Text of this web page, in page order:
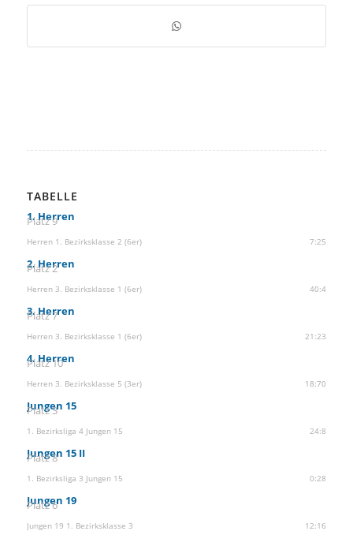
TABELLE
1. Herren
Platz 9
Herren 1. Bezirksklasse 2 (6er) 7:25
2. Herren
Platz 2
Herren 3. Bezirksklasse 1 (6er) 40:4
3. Herren
Platz 7
Herren 3. Bezirksklasse 1 (6er) 21:23
4. Herren
Platz 10
Herren 3. Bezirksklasse 5 (3er) 18:70
Jungen 15
Platz 3
1. Bezirksliga 4 Jungen 15 24:8
Jungen 15 II
Platz 8
1. Bezirksliga 3 Jungen 15 0:28
Jungen 19
Platz 6
Jungen 19 1. Bezirksklasse 3 12:16